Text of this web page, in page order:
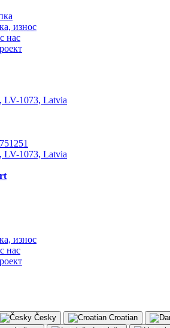
износ
нас
LV-1073, Latvia
LV-1073, Latvia
износ
нас
Česky
Croatian